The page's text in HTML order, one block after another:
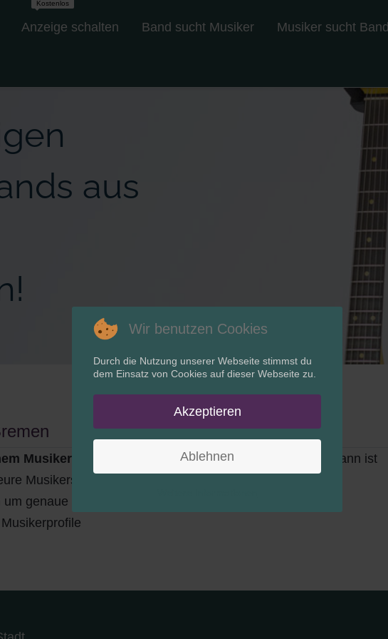
Anzeige schalten
Kostenlos
Band sucht Musiker Musiker sucht Band
aus
Musiker oder einer Band aus dem Raum Bremen?
Dann ist
Musikersuche!
um genaue Treffer zu erhalten.
Wir benutzen Cookies
Durch die Nutzung unserer Webseite stimmst du
dem Einsatz von Cookies auf dieser Webseite zu.
Akzeptieren
Ablehnen